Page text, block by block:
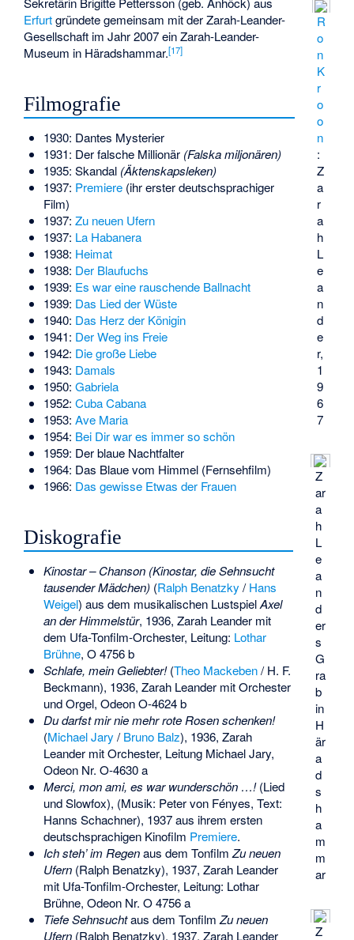
R
o
n
K
r
o
o
n
:
Z
a
r
a
h
L
e
a
n
d
e
r,
1
9
6
7
Z
ar
a
h
L
e
a
n
d
er
s
G
ra
b
in
H
är
a
d
s
h
a
m
m
ar
Z
Erfurtgründete gemeinsam mit der Zarah-Leander-
Gesellschaft im Jahr 2007 ein Zarah-Leander-
Museum in Häradshammar.[17]
Filmografie
1930: Dantes Mysterier
1931: Der falsche Millionär (Falska miljonären)
1935: Skandal (Äktenskapsleken)
1937: Premiere(ihr erster deutschsprachiger
Film)
1937: Zu neuen Ufern
1937: La Habanera
1938: Heimat
1938: Der Blaufuchs
1939: Es war eine rauschende Ballnacht
1939: Das Lied der Wüste
1940: Das Herz der Königin
1941: Der Weg ins Freie
1942: Die große Liebe
1943: Damals
1950: Gabriela
1952: Cuba Cabana
1953: Ave Maria
1954: Bei Dir war es immer so schön
1959: Der blaue Nachtfalter
1964: Das Blaue vom Himmel (Fernsehfilm)
1966: Das gewisse Etwas der Frauen
Diskografie
Kinostar – Chanson (Kinostar, die Sehnsucht
tausender Mädchen)(Ralph Benatzky /Hans
Weigel) aus dem musikalischen LustspielAxel
an der Himmelstür, 1936, Zarah Leander mit
dem Ufa-Tonfilm-Orchester, Leitung: Lothar
Brühne, O 4756 b
Schlafe, mein Geliebter!(Theo Mackeben/ H. F.
Beckmann), 1936, Zarah Leander mit Orchester
und Orgel, Odeon O-4624 b
Du darfst mir nie mehr rote Rosen schenken!
(Michael Jary /Bruno Balz), 1936, Zarah
Leander mit Orchester, Leitung Michael Jary,
Odeon Nr. O-4630 a
Merci, mon ami, es war wunderschön …!(Lied
und Slowfox), (Musik: Peter von Fényes, Text:
Hanns Schachner), 1937 aus ihrem ersten
deutschsprachigen Kinofilm Premiere.
Ich steh’ im Regenaus dem Tonfilm Zu neuen
Ufern(Ralph Benatzky), 1937, Zarah Leander
mit Ufa-Tonfilm-Orchester, Leitung: Lothar
Brühne, Odeon Nr. O 4756 a
Tiefe Sehnsuchtaus dem Tonfilm Zu neuen
Ufern(Ralph Benatzky), 1937, Zarah Leander